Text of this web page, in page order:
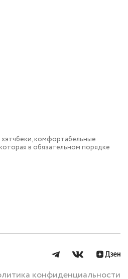
комфортабельные
в обязательном порядке
конфиденциальности